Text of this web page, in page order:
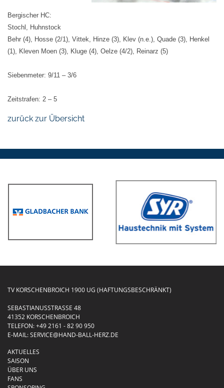
Bergischer HC:
Stochl, Huhnstock
Behr (4), Hosse (2/1), Vittek, Hinze (3), Klev (n.e.), Quade (3), Henkel
(1), Kleven Moen (3), Kluge (4), Oelze (4/2), Reinarz (5)
Siebenmeter: 9/11 – 3/6
Zeitstrafen: 2 – 5
zurück zur Übersicht
TV KORSCHENBROICH 1900 UG (HAFTUNGSBESCHRÄNKT)
SEBASTIANUSSTRASSE 48
41352 KORSCHENBROICH
TELEFON:+49 2161 - 82 90 950
E-MAIL:SERVICE@HAND-BALL-HERZ.DE
AKTUELLES
SAISON
ÜBER UNS
FANS